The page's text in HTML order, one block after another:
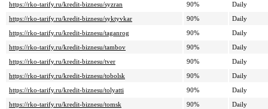
https://rko-tarify.ru/kredit-biznesu/syzran
90%
Daily
https://rko-tarify.ru/kredit-biznesu/syktyvkar
90%
Daily
https://rko-tarify.ru/kredit-biznesu/taganrog
90%
Daily
https://rko-tarify.ru/kredit-biznesu/tambov
90%
Daily
https://rko-tarify.ru/kredit-biznesu/tver
90%
Daily
https://rko-tarify.ru/kredit-biznesu/tobolsk
90%
Daily
https://rko-tarify.ru/kredit-biznesu/tolyatti
90%
Daily
https://rko-tarify.ru/kredit-biznesu/tomsk
90%
Daily